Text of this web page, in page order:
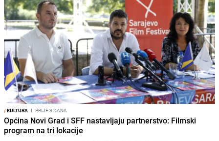
/KULTURA I PRIJE 3 DANA
Općina Novi Grad i SFF nastavljaju partnerstvo: Filmski
program na tri lokacije